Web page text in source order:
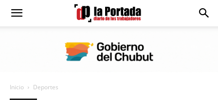
Diario
Portada
Inicio Deportes